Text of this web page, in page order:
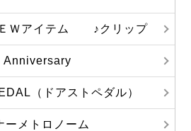
ＥＷアイテム ♪クリップ
Anniversary
（ドアストペダル）
ーメトロノーム